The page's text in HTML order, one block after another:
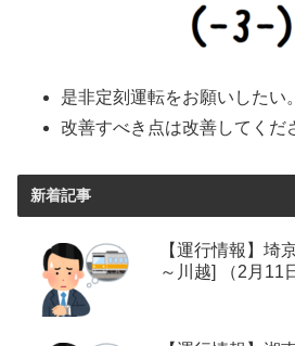
是非定刻運転をお願いしたい。
改善すべき点は改善してくだ
新着記事
【運行情報】埼
～川越] （2月11